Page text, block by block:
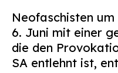
Infos &
Archiv
Kontakt
Neofaschisten
6. Juni mit einer
die den
SA entlehnt ist,